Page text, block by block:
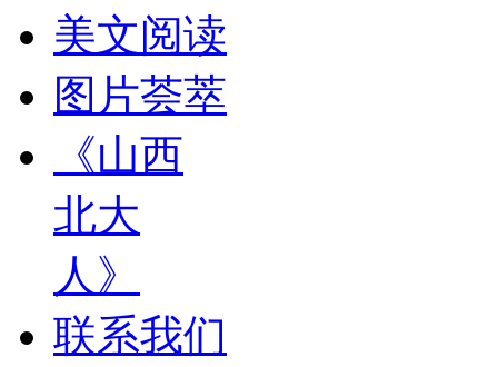
美文阅读
图片荟萃
《山西
北大
人》
联系我们